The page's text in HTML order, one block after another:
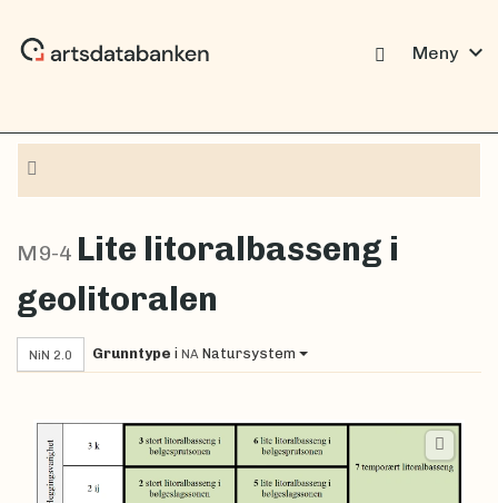
Meny expand_more
M9-4 Lite litoralbasseng i
geolitoralen
NiN 2.0 Grunntype i NA Natursystem